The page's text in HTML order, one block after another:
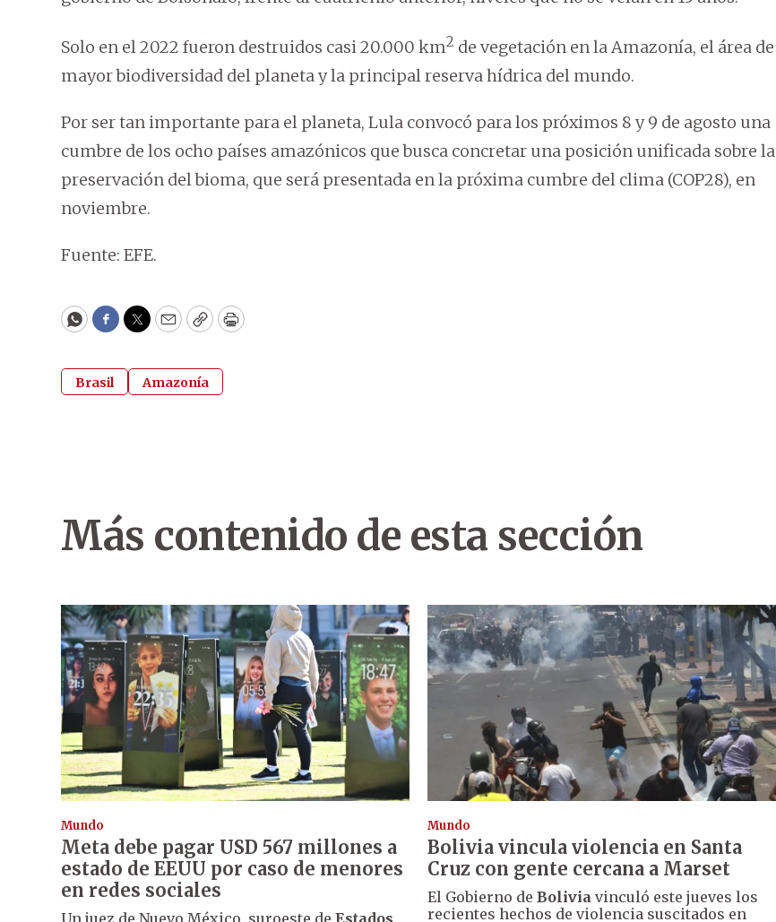
Solo en el 2022 fueron destruidos casi 20.000 km2 de vegetación en la Amazonía, el área de
mayor biodiversidad del planeta y la principal reserva hídrica del mundo.
Por ser tan importante para el planeta, Lula convocó para los próximos 8 y 9 de agosto una
cumbre de los ocho países amazónicos que busca concretar una posición unificada sobre la
preservación del bioma, que será presentada en la próxima cumbre del clima (COP28), en
noviembre.
Fuente: EFE.
WhatsApp
Facebook
Twitter
EmailCopyPrint
Brasil Amazonía
Más contenido de esta sección
Mundo
Meta debe pagar USD 567 millones a
estado de EEUU por caso de menores
en redes sociales
Mundo
Bolivia vincula violencia en Santa
Cruz con gente cercana a Marset
El Gobierno deBolivia vinculó este jueves los
recientes hechos de violencia suscitados en